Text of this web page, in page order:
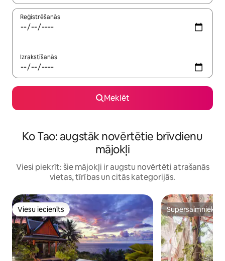
Reģistrēšanās
Izrakstīšanās
Meklēt
Ko Tao: augstāk novērtētie brīvdienu
mājokļi
Viesi piekrīt: šie mājokļi ir augstu novērtēti atrašanās
vietas, tīrības un citās kategorijās.
Viesu iecienīts
Viesu iecienīts Supersaimnieks
Supersaimnieks